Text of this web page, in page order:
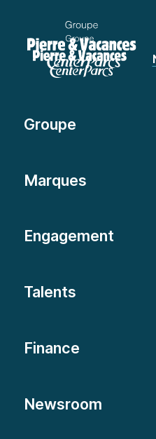
Groupe
Marques
Engagement
Talents
Finance
Newsroom